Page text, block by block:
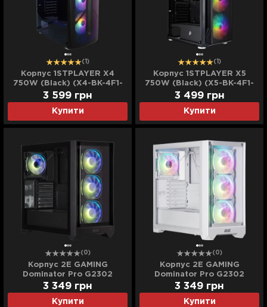
(1)
Корпус 1STPLAYER X4
750W (Black) (X4-BK-4F1-
PS-750FK-EU)
Купити
3 599 грн
(1)
Корпус 1STPLAYER X5
750W (Black) (X5-BK-4F1-
PS-750FK-EU)
Купити
3 499 грн
(0)
Корпус 2E GAMING
Dominator Pro G2302
(Black) (2E-G2302B)
Купити
3 349 грн
(0)
Корпус 2E GAMING
Dominator Pro G2302
(White) (2E-G2302W)
Купити
3 349 грн